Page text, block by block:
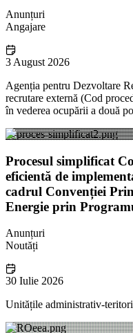
Anunțuri
Angajare
3 August 2026
Agenția pentru Dezvoltare
recrutare externă (Cod
în vederea ocupării a două
Procesul simplificat
eficientă de
cadrul Convenției
Energie prin
Anunțuri
Noutăți
30 Iulie 2026
Unitățile administrativ-